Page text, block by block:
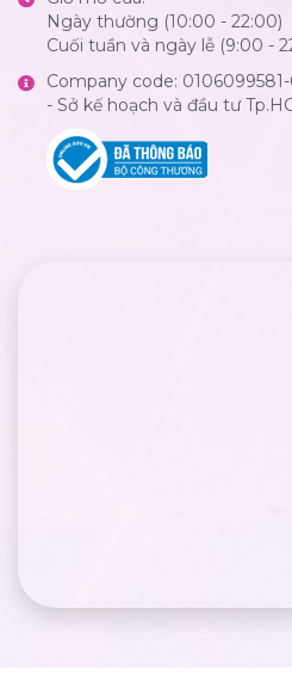
Ngày thường (10:00 - 22:00)
Cuối tuần và ngày lễ (9:00 -
Company code:
- Sở kế hoạch và đầu tư